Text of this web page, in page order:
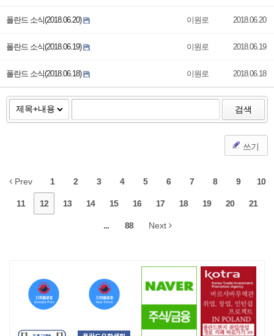
폴란드 소식(2018.06.20) 이원로 2018.06.20
폴란드 소식(2018.06.19) 이원로 2018.06.19
폴란드 소식(2018.06.18) 이원로 2018.06.18
검색
쓰기
Prev 1 2 3 4 5 6 7 8 9 10
11 12 13 14 15 16 17 18 19 20 21
... 88 Next